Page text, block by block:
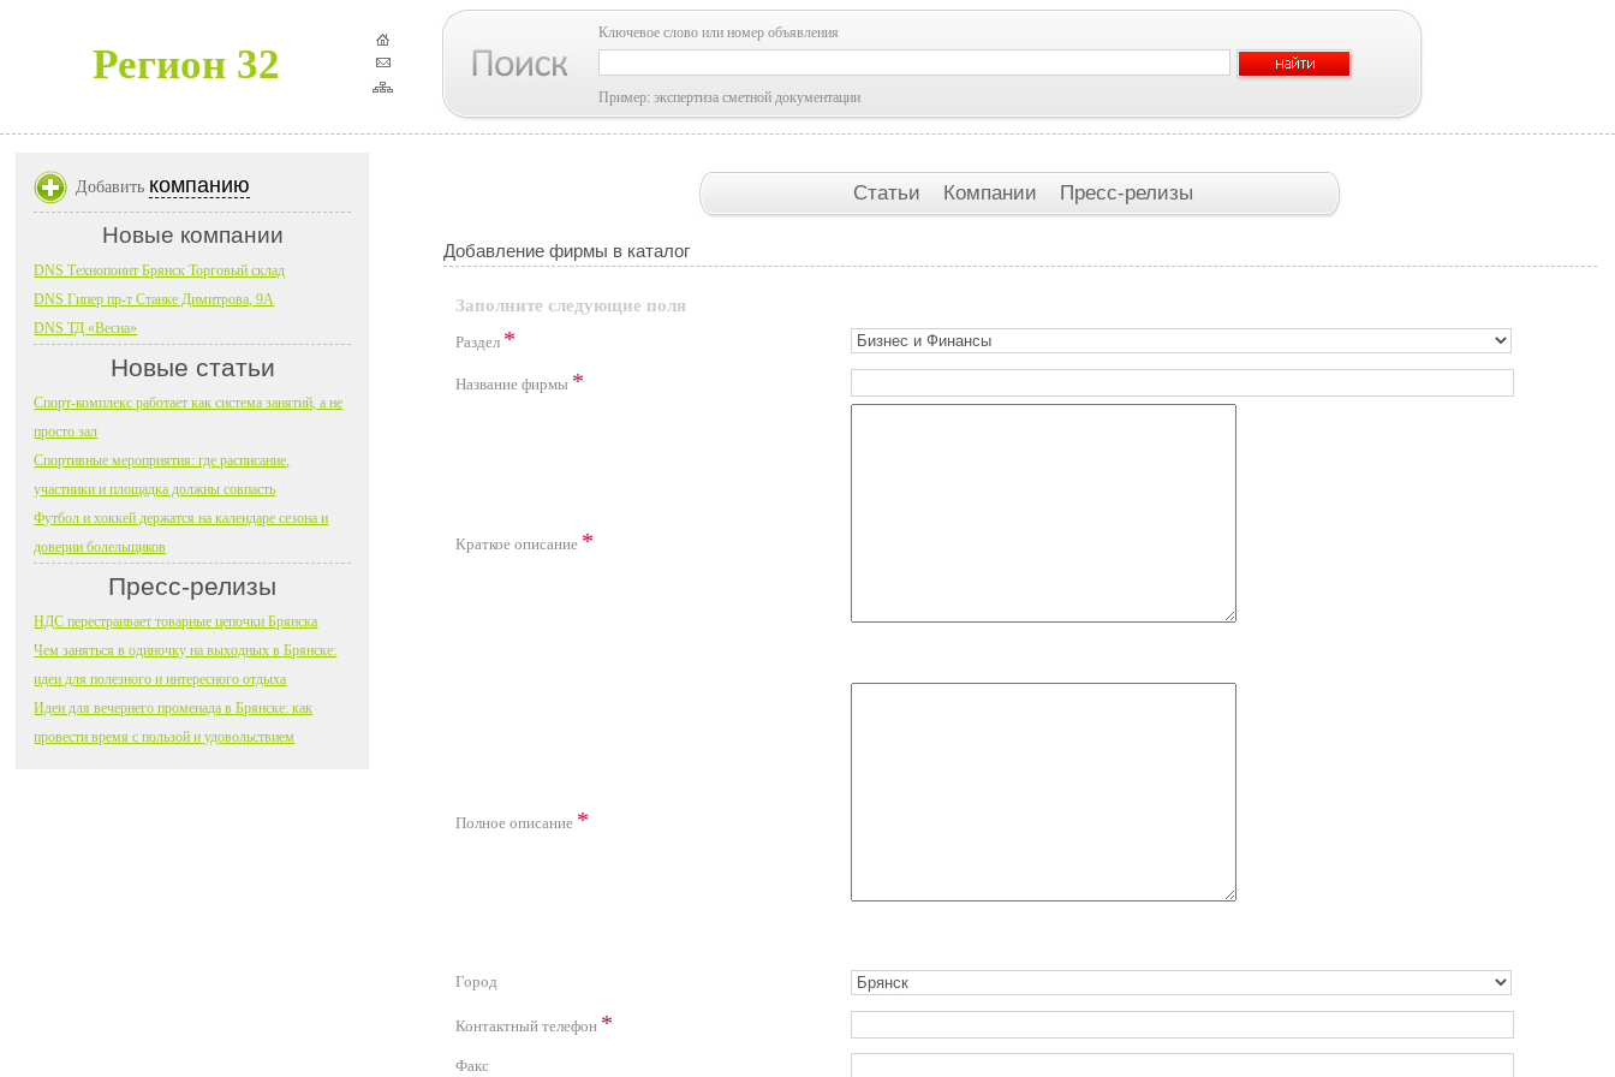
Регион 32
Ключевое слово или номер объявления
Пример: экспертиза сметной документации
Статьи Компании Пресс-релизы
Добавление фирмы в каталог
Заполните следующие поля
Раздел *
Название фирмы *
Краткое описание *
Полное описание *
Город
Контактный телефон *
Факс
Добавить компанию
Новые компании
DNS Технопоинт Брянск Торговый склад
DNS Гипер пр-т Станке Димитрова, 9А
DNS ТД «Весна»
Новые статьи
Спорт-комплекс работает как система занятий, а не
просто зал
Спортивные мероприятия: где расписание,
участники и площадка должны совпасть
Футбол и хоккей держатся на календаре сезона и
доверии болельщиков
Пресс-релизы
НДС перестраивает товарные цепочки Брянска
Чем заняться в одиночку на выходных в Брянске:
идеи для полезного и интересного отдыха
Идеи для вечернего променада в Брянске: как
провести время с пользой и удовольствием